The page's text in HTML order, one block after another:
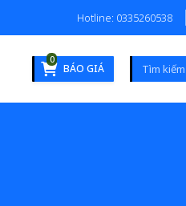
Hotline: 0335260538
0
BÁO GIÁ